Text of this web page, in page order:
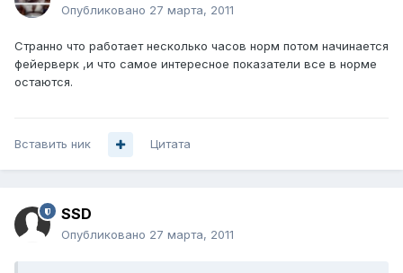
Опубликовано 27 марта, 2011
Странно что работает несколько часов норм потом начинается
фейерверк ,и что самое интересное показатели все в норме
остаются.
Вставить ник Цитата
SSD
Опубликовано 27 марта, 2011